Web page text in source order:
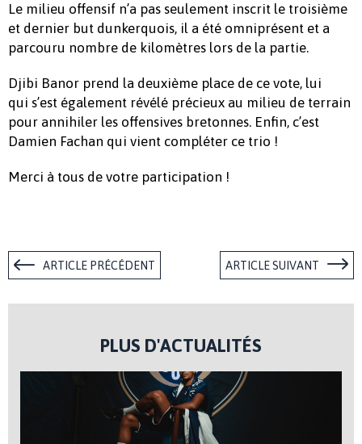
Le milieu offensif n’a pas seulement inscrit le troisième
et dernier but dunkerquois, il a été omniprésent et a
parcouru nombre de kilomètres lors de la partie.
Djibi Banor prend la deuxième place de ce vote, lui
qui s’est également révélé précieux au milieu de terrain
pour annihiler les offensives bretonnes. Enfin, c’est
Damien Fachan qui vient compléter ce trio !
Merci à tous de votre participation !
ARTICLE PRÉCÉDENT ARTICLE SUIVANT
PLUS D'ACTUALITÉS